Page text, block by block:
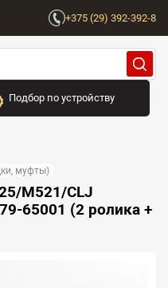
+375 (29) 392-392-8
Подбор по устройству
бренд
муфты)
M521/CLJ
65001 (2 ролика +